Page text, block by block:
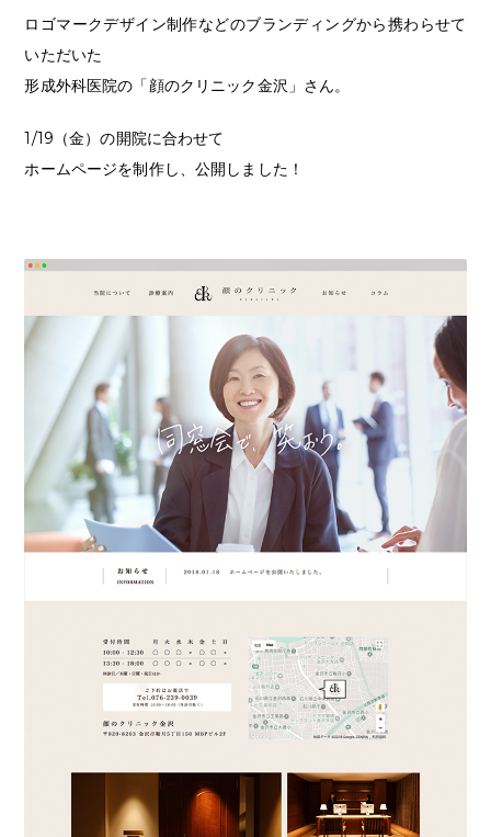
ロゴマークデザイン制作などのブランディングから携わらせて
いただいた
形成外科医院の「顔のクリニック金沢」さん。
1/19（金）の開院に合わせて
ホームページを制作し、公開しました！